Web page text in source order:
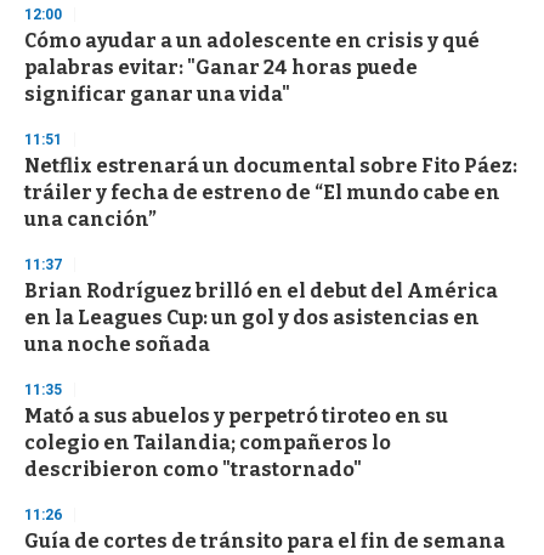
s
e
c
o
n
12:00
Cómo ayudar a un adolescente en crisis y qué
palabras evitar: "Ganar 24 horas puede
significar ganar una vida"
11:51
Netflix estrenará un documental sobre Fito Páez:
tráiler y fecha de estreno de “El mundo cabe en
una canción”
11:37
Brian Rodríguez brilló en el debut del América
en la Leagues Cup: un gol y dos asistencias en
una noche soñada
11:35
Mató a sus abuelos y perpetró tiroteo en su
colegio en Tailandia; compañeros lo
describieron como "trastornado"
11:26
Guía de cortes de tránsito para el fin de semana